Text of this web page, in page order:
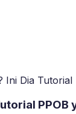
Ini Dia
PPOB